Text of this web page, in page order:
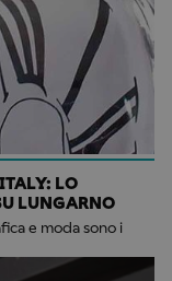
LO
LUNGARNO
e moda sono i